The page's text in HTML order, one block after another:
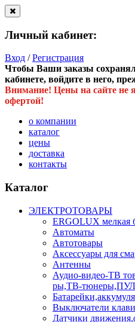
Личный кабинет:
Вход /Регистрация
Чтобы Ваши заказы
кабинете, войдите в него,
Внимание! Цены на сайте не
офертой!
о компании
каталог
цены
доставка
контакты
Каталог
ЭЛЕКТРОТОВАРЫ
ERGOLUX мелкая
Автоматы
Автотовары
Аксессуары для
Антенны
Аудио-видео-ТВ
ры,ТВ-
Выключатели
Датчики